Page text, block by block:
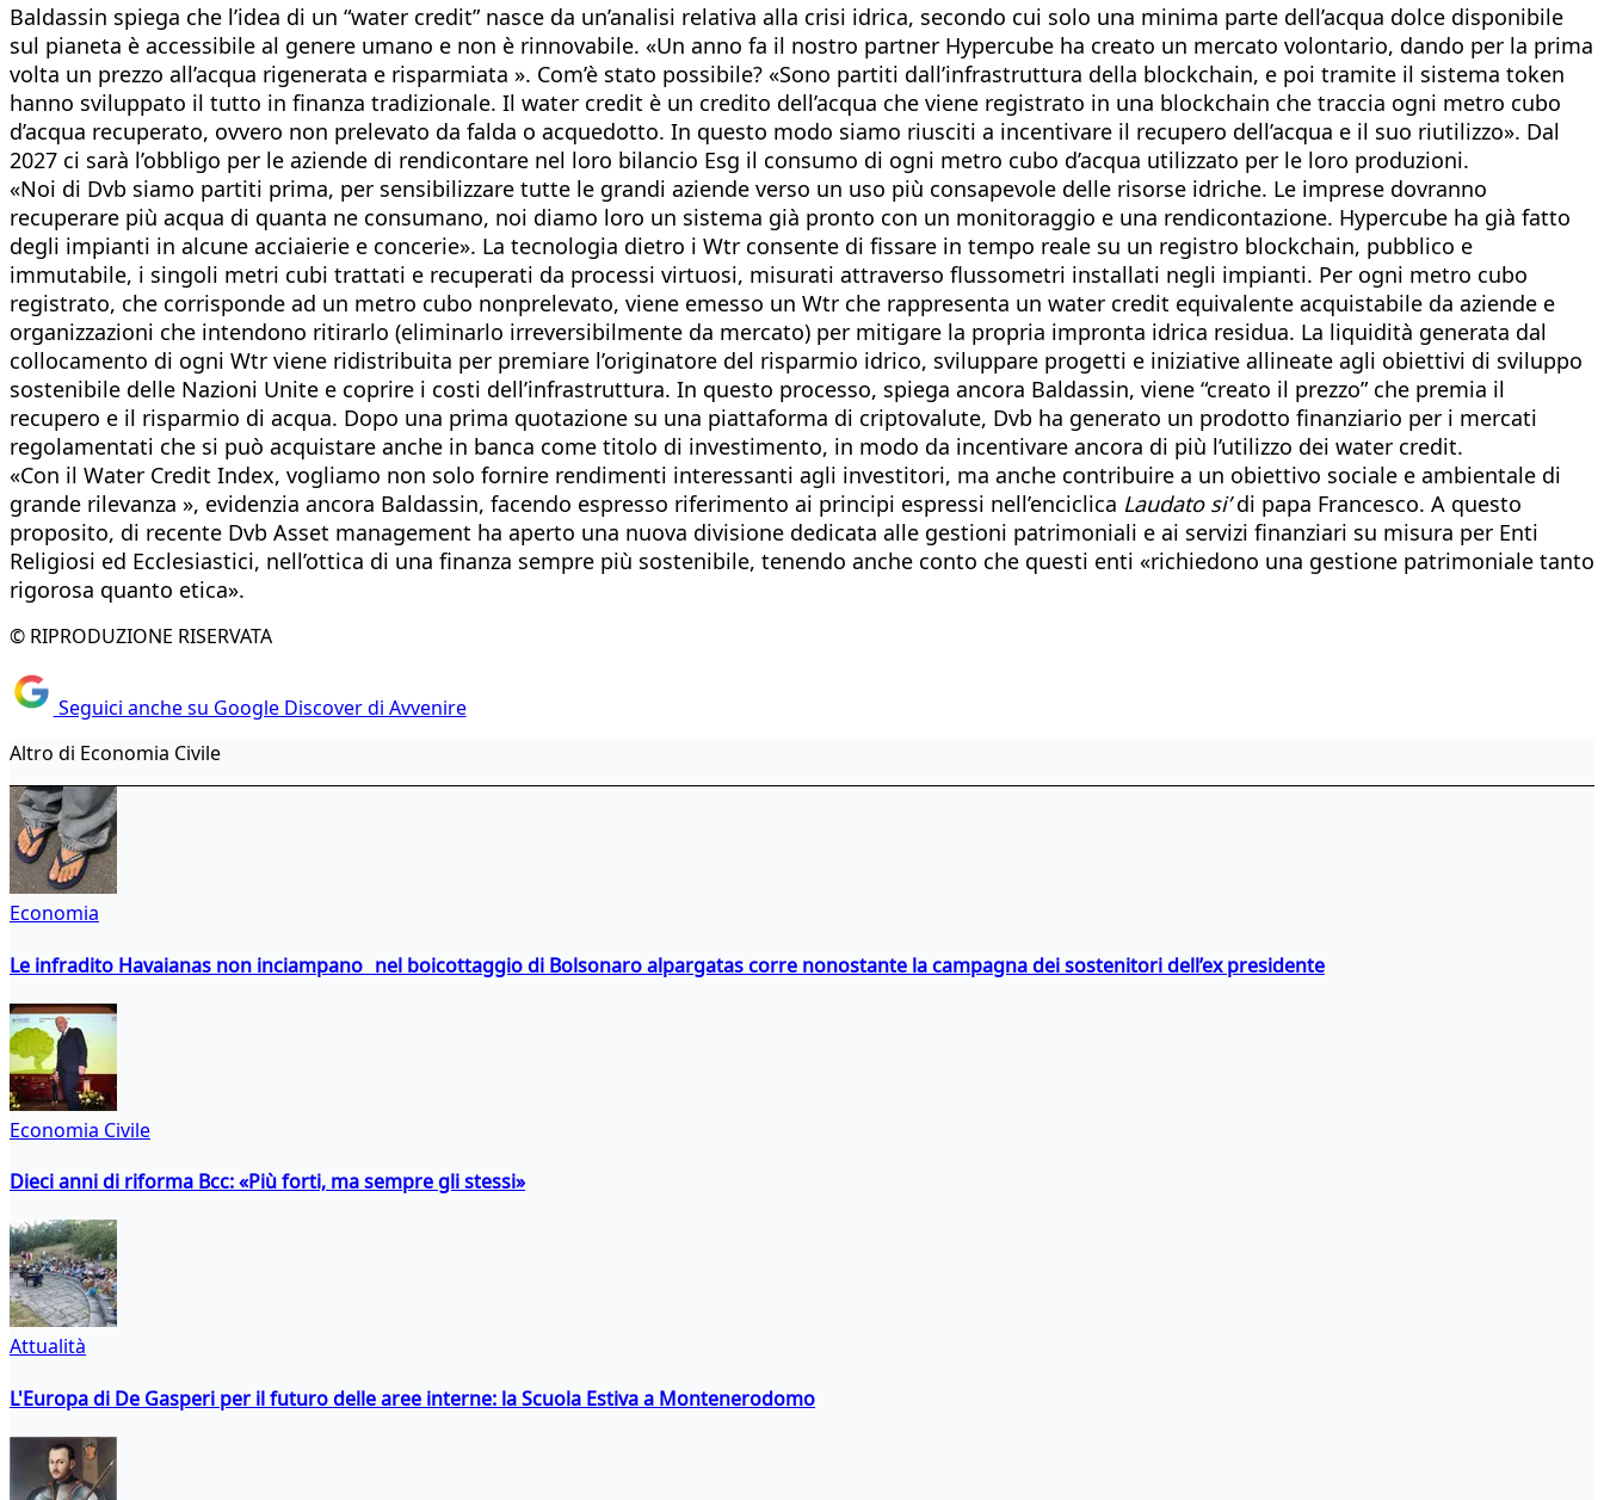
Baldassin spiega che l’idea di un “water credit” nasce da un’analisi relativa alla crisi idrica, secondo cui solo una minima parte dell’acqua dolce disponibile
sul pianeta è accessibile al genere umano e non è rinnovabile. «Un anno fa il nostro partner Hypercube ha creato un mercato volontario, dando per la prima
volta un prezzo all’acqua rigenerata e risparmiata ». Com’è stato possibile? «Sono partiti dall’infrastruttura della blockchain, e poi tramite il sistema token
hanno sviluppato il tutto in finanza tradizionale. Il water credit è un credito dell’acqua che viene registrato in una blockchain che traccia ogni metro cubo
d’acqua recuperato, ovvero non prelevato da falda o acquedotto. In questo modo siamo riusciti a incentivare il recupero dell’acqua e il suo riutilizzo». Dal
2027 ci sarà l’obbligo per le aziende di rendicontare nel loro bilancio Esg il consumo di ogni metro cubo d’acqua utilizzato per le loro produzioni.
«Noi di Dvb siamo partiti prima, per sensibilizzare tutte le grandi aziende verso un uso più consapevole delle risorse idriche. Le imprese dovranno
recuperare più acqua di quanta ne consumano, noi diamo loro un sistema già pronto con un monitoraggio e una rendicontazione. Hypercube ha già fatto
degli impianti in alcune acciaierie e concerie». La tecnologia dietro i Wtr consente di fissare in tempo reale su un registro blockchain, pubblico e
immutabile, i singoli metri cubi trattati e recuperati da processi virtuosi, misurati attraverso flussometri installati negli impianti. Per ogni metro cubo
registrato, che corrisponde ad un metro cubo nonprelevato, viene emesso un Wtr che rappresenta un water credit equivalente acquistabile da aziende e
organizzazioni che intendono ritirarlo (eliminarlo irreversibilmente da mercato) per mitigare la propria impronta idrica residua. La liquidità generata dal
collocamento di ogni Wtr viene ridistribuita per premiare l’originatore del risparmio idrico, sviluppare progetti e iniziative allineate agli obiettivi di sviluppo
sostenibile delle Nazioni Unite e coprire i costi dell’infrastruttura. In questo processo, spiega ancora Baldassin, viene “creato il prezzo” che premia il
recupero e il risparmio di acqua. Dopo una prima quotazione su una piattaforma di criptovalute, Dvb ha generato un prodotto finanziario per i mercati
regolamentati che si può acquistare anche in banca come titolo di investimento, in modo da incentivare ancora di più l’utilizzo dei water credit.
«Con il Water Credit Index, vogliamo non solo fornire rendimenti interessanti agli investitori, ma anche contribuire a un obiettivo sociale e ambientale di
grande rilevanza », evidenzia ancora Baldassin, facendo espresso riferimento ai principi espressi nell’enciclica Laudato si’di papa Francesco. A questo
proposito, di recente Dvb Asset management ha aperto una nuova divisione dedicata alle gestioni patrimoniali e ai servizi finanziari su misura per Enti
Religiosi ed Ecclesiastici, nell’ottica di una finanza sempre più sostenibile, tenendo anche conto che questi enti «richiedono una gestione patrimoniale tanto
rigorosa quanto etica».
© RIPRODUZIONE RISERVATA
Seguici anche su Google Discover di Avvenire
Altro di Economia Civile
Economia
Le infradito Havaianas non inciampano nel boicottaggio di Bolsonaro alpargatas corre nonostante la campagna dei sostenitori dell’ex presidente
Economia Civile
Dieci anni di riforma Bcc: «Più forti, ma sempre gli stessi»
Attualità
L'Europa di De Gasperi per il futuro delle aree interne: la Scuola Estiva a Montenerodomo